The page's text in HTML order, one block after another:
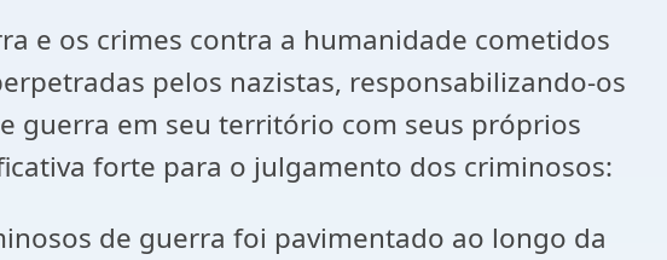
e os crimes contra a humanidade cometidos
pelos nazistas, responsabilizando-os
guerra em seu território com seus próprios
forte para o julgamento dos criminosos:
de guerra foi pavimentado ao longo da